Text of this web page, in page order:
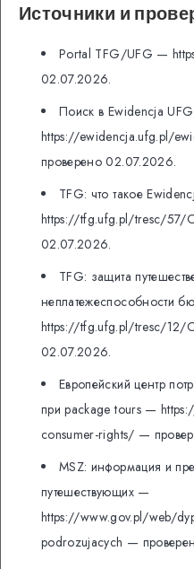
Источники и
Portal TFG/UFG —
02.07.2026.
Поиск в Ewidencja
https://ewidencja.ufg.pl/
проверено 02.07.2026.
TFG: что такое
https://tfg.ufg.pl/tresc/57/
02.07.2026.
TFG: защита
неплатежеспособности
https://tfg.ufg.pl/tresc/12/
02.07.2026.
Европейский центр
при package tours —
consumer-rights/ —
MSZ: информация и
путешествующих —
https://www.gov.pl/web/
podrozujacych —